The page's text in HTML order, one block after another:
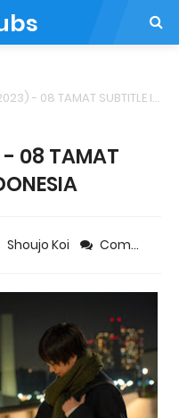
- 08 TAMAT SUBTITLE INDONESIA
08 TAMAT
Shoujo Koi Comment